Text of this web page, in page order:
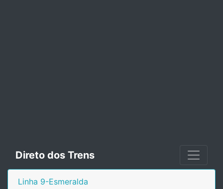
Direto dos Trens
Linha 9-Esmeralda